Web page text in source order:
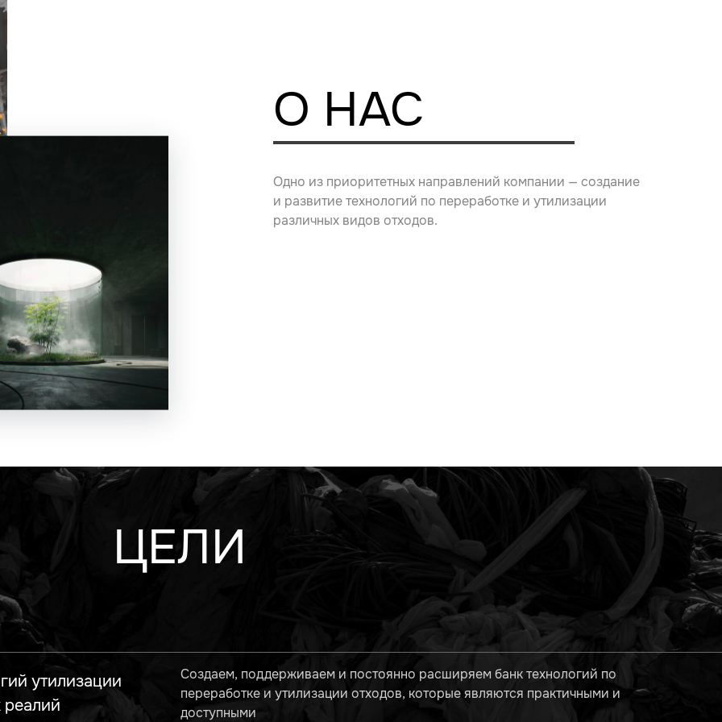
О НАС
Одно из приоритетных направлений компании — создание
и развитие технологий по переработке и утилизации
различных видов отходов.
ЦЕЛИ
утилизации
Создаем, поддерживаем и постоянно расширяем банк технологий по
переработке и утилизации отходов, которые являются практичными и
доступными